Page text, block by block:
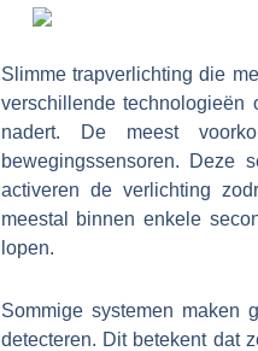
Slimme trapverlichting die
verschillende
nadert. De meest
bewegingssensoren. Deze
activeren de verlichting
meestal binnen enkele
lopen.
Sommige systemen maken
detecteren. Dit betekent dat